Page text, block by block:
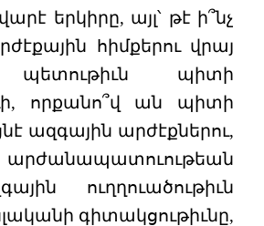
երկիրը, այլ՝ թէ ի՞նչ
հիմքերու վրայ
պետութիւն պիտի
որքանո՞վ ան պիտի
ազգային արժէքներու,
ուղղուածութիւն
գիտակցութիւնը,